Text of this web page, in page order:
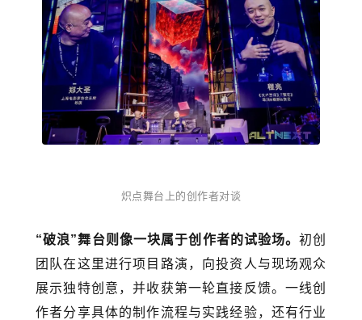
炽点舞台上的创作者对谈
“破浪”舞台则像一块属于创作者的试验场。初创
团队在这里进行项目路演，向投资人与现场观众
展示独特创意，并收获第一轮直接反馈。一线创
作者分享具体的制作流程与实践经验，还有行业